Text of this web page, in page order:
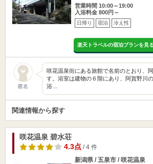
営業時間 10:00～19:00
入浴料金 800円～
日帰り 宿泊 冷え性
楽天トラベルの宿泊プランを見る
匿名
咲花温泉街にある旅館で名前のとおり、
す。浴室は建物の６階にあり、阿賀野川
浴…
関連情報から探す
咲花温泉 碧水荘
4.3点/ 4 件
新潟県 / 五泉市 / 咲花温泉